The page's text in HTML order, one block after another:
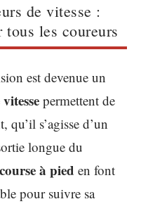
de vitesse :
les coureurs
est devenue un
permettent de
qu’il s’agisse d’un
longue du
course à pied en font
pour suivre sa